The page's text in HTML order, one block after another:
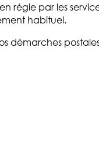
régie par les
habituel.
démarches